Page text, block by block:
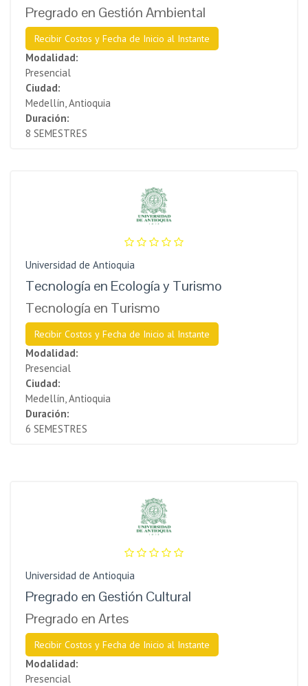
Pregrado en Gestión Ambiental
Recibir Costos y Fecha de Inicio al Instante
Modalidad:
Presencial
Ciudad:
Medellín, Antioquia
Duración:
8 SEMESTRES
Universidad de Antioquia
Tecnología en Ecología y Turismo
Tecnología en Turismo
Recibir Costos y Fecha de Inicio al Instante
Modalidad:
Presencial
Ciudad:
Medellín, Antioquia
Duración:
6 SEMESTRES
Universidad de Antioquia
Pregrado en Gestión Cultural
Pregrado en Artes
Recibir Costos y Fecha de Inicio al Instante
Modalidad:
Presencial